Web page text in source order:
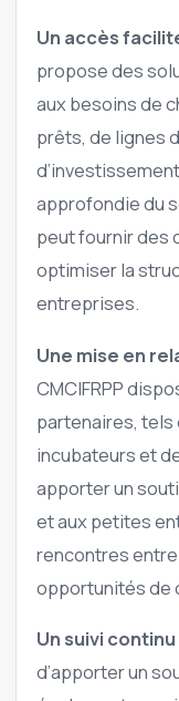
Un accès
propose des
aux besoins de
prêts, de lignes
approfondie du
peut fournir des
optimiser la
entreprises.
Une mise en
CMCIFRPP
partenaires, tels
incubateurs et
apporter un
et aux petites
rencontres
opportunités de
Un suivi continu
d’apporter un